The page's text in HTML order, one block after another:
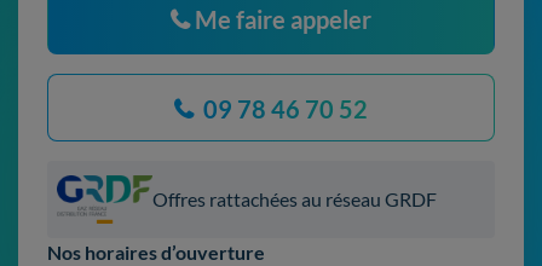
Me faire appeler
09 78 46 70 52
Offres rattachées au réseau GRDF
Nos horaires d’ouverture